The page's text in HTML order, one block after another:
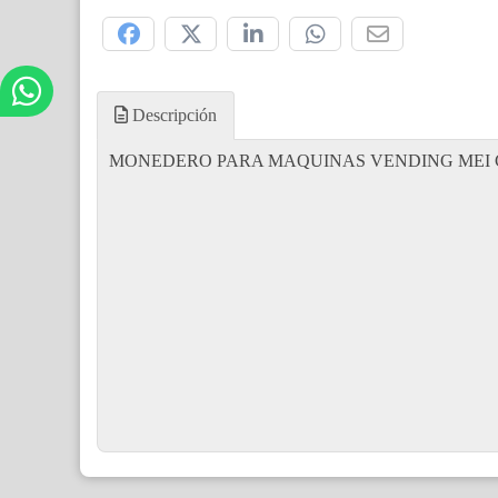
Descripción
MONEDERO PARA MAQUINAS VENDING MEI